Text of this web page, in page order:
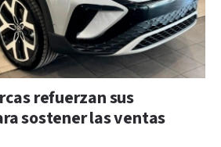
refuerzan sus
sostener las ventas